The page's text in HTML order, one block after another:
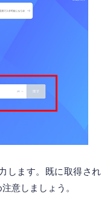
します。既に取得され
意しましょう。